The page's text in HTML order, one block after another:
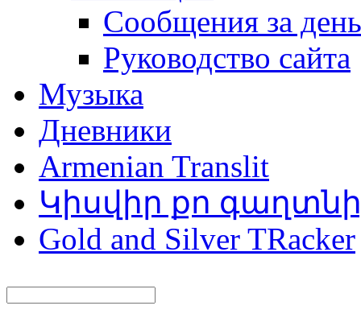
Сообщения за день
Руководство сайта
Музыка
Дневники
Armenian Translit
Կիսվիր քո
Gold and Silver TRacker